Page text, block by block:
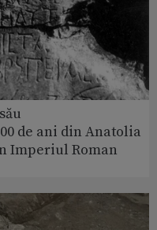
de ani din Anatolia
Imperiul Roman